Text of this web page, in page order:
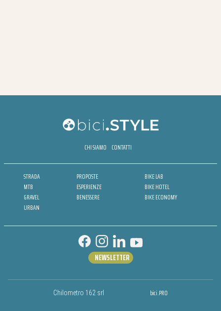
CHI SIAMO CONTATTI
STRADA
MTB
GRAVEL
URBAN
PROPOSTE
ESPERIENZE
BENESSERE
BIKE LAB
BIKE HOTEL
BIKE ECONOMY
Chilometro 162 srl bici.PRO
NEWSLETTER